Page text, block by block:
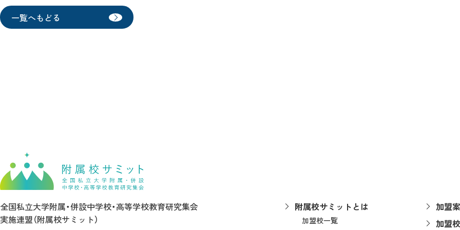
一覧へもどる
全国私立大学附属・併設中学校・高等学校教育研究集会
実施連盟（附属校サミット）
附属校サミットとは
加盟校一覧
加盟
加盟